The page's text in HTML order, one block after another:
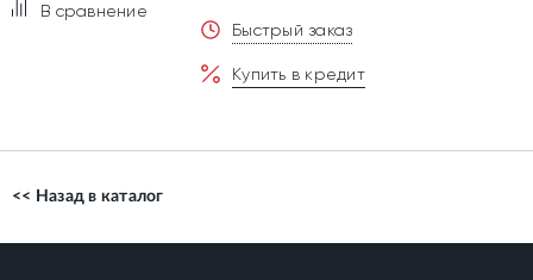
В сравнение
Быстрый заказ
Купить в кредит
<< Назад в каталог